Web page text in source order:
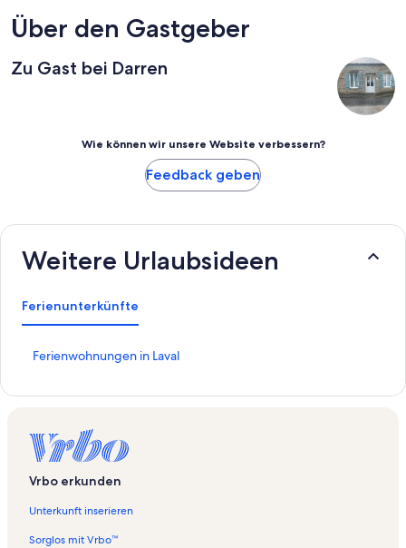
Über den Gastgeber
Zu Gast bei Darren
Wie können wir unsere Website verbessern?
Feedback geben
Weitere Urlaubsideen
Ferienunterkünfte
Ferienwohnungen in Laval
L
d
e
d
e
f
Vrbo erkunden
Unterkunft inserieren
Sorglos mit Vrbo™